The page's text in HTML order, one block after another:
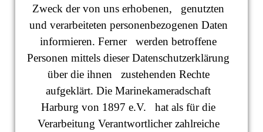
Zweck der von uns erhobenen, genutzten
und verarbeiteten personenbezogenen Daten
informieren. Ferner werden betroffene
Personen mittels dieser Datenschutzerklärung
über die ihnen zustehenden Rechte
aufgeklärt. Die Marinekameradschaft
Harburg von 1897 e.V. hat als für die
Verarbeitung Verantwortlicher zahlreiche